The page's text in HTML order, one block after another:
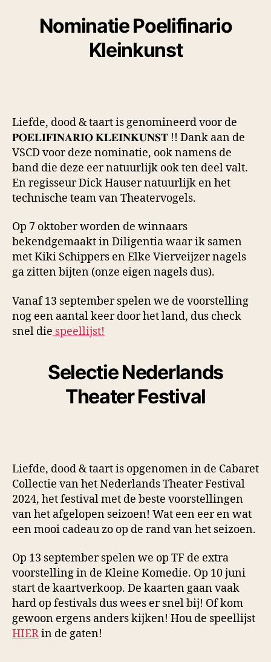
Nominatie Poelifinario
Kleinkunst
Liefde, dood & taart is genomineerd voor de
𝐏𝐎𝐄𝐋𝐈𝐅𝐈𝐍𝐀𝐑𝐈𝐎 𝐊𝐋𝐄𝐈𝐍𝐊𝐔𝐍𝐒𝐓 !! Dank aan de
VSCD voor deze nominatie, ook namens de
band die deze eer natuurlijk ook ten deel valt.
En regisseur Dick Hauser natuurlijk en het
technische team van Theatervogels.
Op 7 oktober worden de winnaars
bekendgemaakt in Diligentia waar ik samen
met Kiki Schippers en Elke Vierveijzer nagels
ga zitten bijten (onze eigen nagels dus).
Vanaf 13 september spelen we de voorstelling
nog een aantal keer door het land, dus check
snel die speellijst!
Selectie Nederlands
Theater Festival
Liefde, dood & taart is opgenomen in de Cabaret
Collectie van het Nederlands Theater Festival
2024, het festival met de beste voorstellingen
van het afgelopen seizoen! Wat een eer en wat
een mooi cadeau zo op de rand van het seizoen.
Op 13 september spelen we op TF de extra
voorstelling in de Kleine Komedie. Op 10 juni
start de kaartverkoop. De kaarten gaan vaak
hard op festivals dus wees er snel bij! Of kom
gewoon ergens anders kijken! Hou de speellijst
HIERin de gaten!